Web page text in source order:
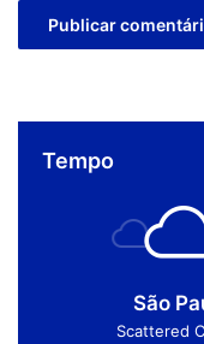
Tempo
São
Scattered